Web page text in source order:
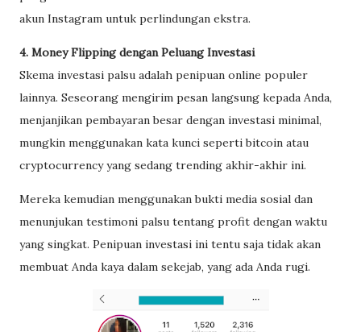
akun Instagram untuk perlindungan ekstra.
4. Money Flipping dengan Peluang Investasi
Skema investasi palsu adalah penipuan online populer
lainnya. Seseorang mengirim pesan langsung kepada Anda,
menjanjikan pembayaran besar dengan investasi minimal,
mungkin menggunakan kata kunci seperti bitcoin atau
cryptocurrency yang sedang trending akhir-akhir ini.
Mereka kemudian menggunakan bukti media sosial dan
menunjukan testimoni palsu tentang profit dengan waktu
yang singkat. Penipuan investasi ini tentu saja tidak akan
membuat Anda kaya dalam sekejab, yang ada Anda rugi.